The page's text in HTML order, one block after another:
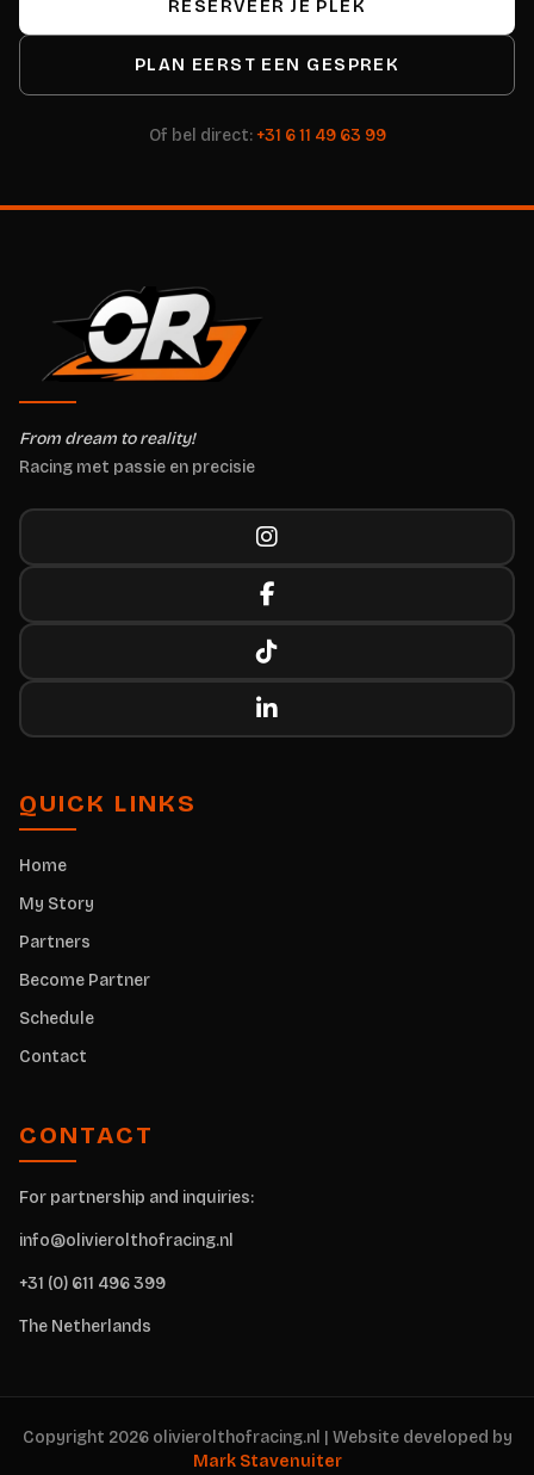
RESERVEER JE PLEK
PLAN EERST EEN GESPREK
Of bel direct:+31 6 11 49 63 99
From dream to reality!
Racing met passie en precisie
QUICK LINKS
Home
My Story
Partners
Become Partner
Schedule
Contact
CONTACT
For partnership and inquiries:
info@olivierolthofracing.nl
+31 (0) 611 496 399
The Netherlands
Copyright 2026 olivierolthofracing.nl | Website developed by
Mark Stavenuiter